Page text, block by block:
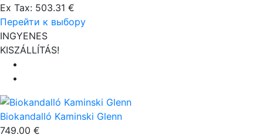
Ex Tax: 503.31 €
Перейти к выбору
INGYENES
KISZÁLLÍTÁS!
Biokandalló Kaminski Glenn
749.00 €